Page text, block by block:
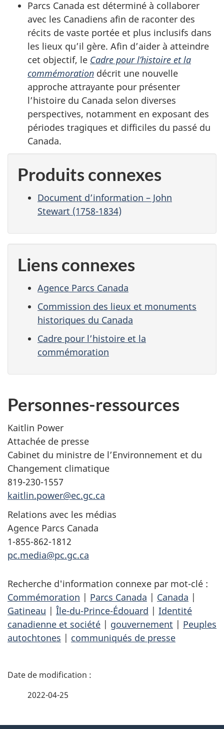
Parcs Canada est déterminé à collaborer
avec les Canadiens afin de raconter des
récits de vaste portée et plus inclusifs dans
les lieux qu’il gère. Afin d’aider à atteindre
cet objectif, le Cadre pour l’histoire et la
commémoration décrit une nouvelle
approche attrayante pour présenter
l’histoire du Canada selon diverses
perspectives, notamment en exposant des
périodes tragiques et difficiles du passé du
Canada.
Produits connexes
Document d’information – John
Stewart (1758-1834)
Liens connexes
Agence Parcs Canada
Commission des lieux et monuments
historiques du Canada
Cadre pour l’histoire et la
commémoration
Personnes-ressources
Kaitlin Power
Attachée de presse
Cabinet du ministre de l’Environnement et du
Changement climatique
819-230-1557
kaitlin.power@ec.gc.ca
Relations avec les médias
Agence Parcs Canada
1-855-862-1812
pc.media@pc.gc.ca
Recherche d'information connexe par mot-clé :
Commémoration | Parcs Canada | Canada |
Gatineau | Île-du-Prince-Édouard | Identité
canadienne et société | gouvernement | Peuples
autochtones | communiqués de presse
D
2022-04-25